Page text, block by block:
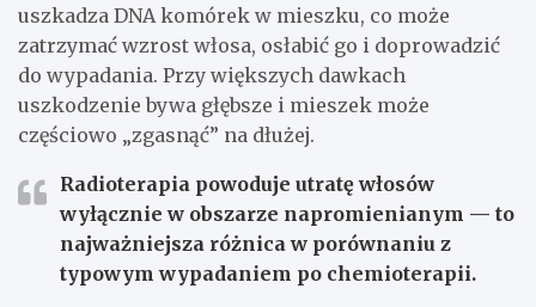
uszkadza DNA komórek w mieszku, co może
zatrzymać wzrost włosa, osłabić go i doprowadzić
do wypadania. Przy większych dawkach
uszkodzenie bywa głębsze i mieszek może
częściowo „zgasnąć” na dłużej.
Radioterapia powoduje utratę włosów
wyłącznie w obszarze napromienianym — to
najważniejsza różnica w porównaniu z
typowym wypadaniem po chemioterapii.